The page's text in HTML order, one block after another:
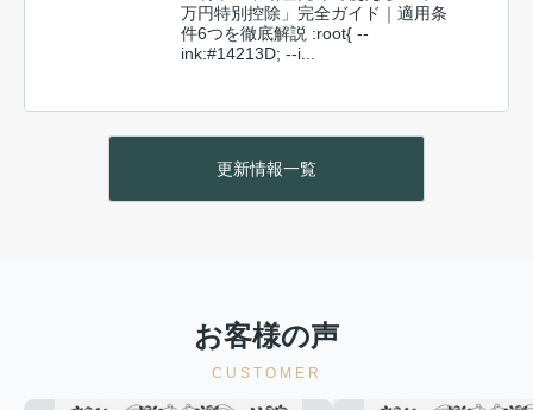
万円特別控除」完全ガイド｜適用条
件6つを徹底解説 :root{ --
ink:#14213D; --i...
共有っ名義の不動産売却完全ガイド
共有名義の不動産売却完全ガイド|ト
売却相場を比較してみた...
更新情報一覧
お客様の声
CUSTOMER